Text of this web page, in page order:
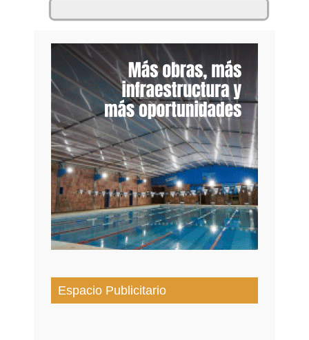
Espacio Publicitario